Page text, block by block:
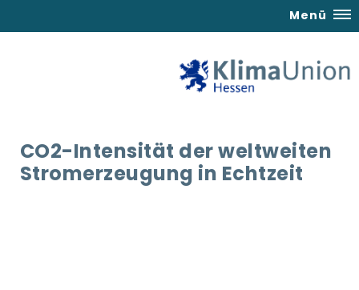
Menü
CO2-Intensität der weltweiten
Stromerzeugung in Echtzeit